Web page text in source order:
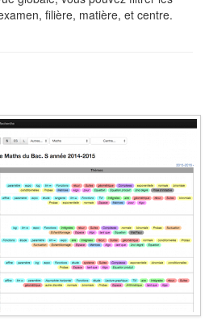
filière, matière, et centre.